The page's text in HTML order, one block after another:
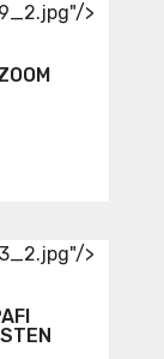
>
>